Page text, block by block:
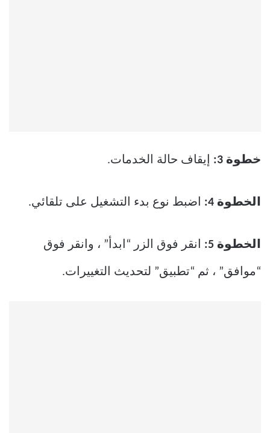
خطوة 3: إيقاف حالة الخدمات.
الخطوة 4: اضبط نوع بدء التشغيل على تلقائي.
الخطوة 5: انقر فوق الزر “ابدأ” ، وانقر فوق
“موافق” ، ثم “تطبيق” لتحديث التغييرات.